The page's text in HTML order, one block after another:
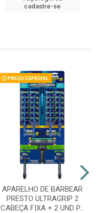
cadastre-se
APARELHO DE BARBEAR
PRESTO ULTRAGRIP 2
CABEÇA FIXA + 2 UND P...